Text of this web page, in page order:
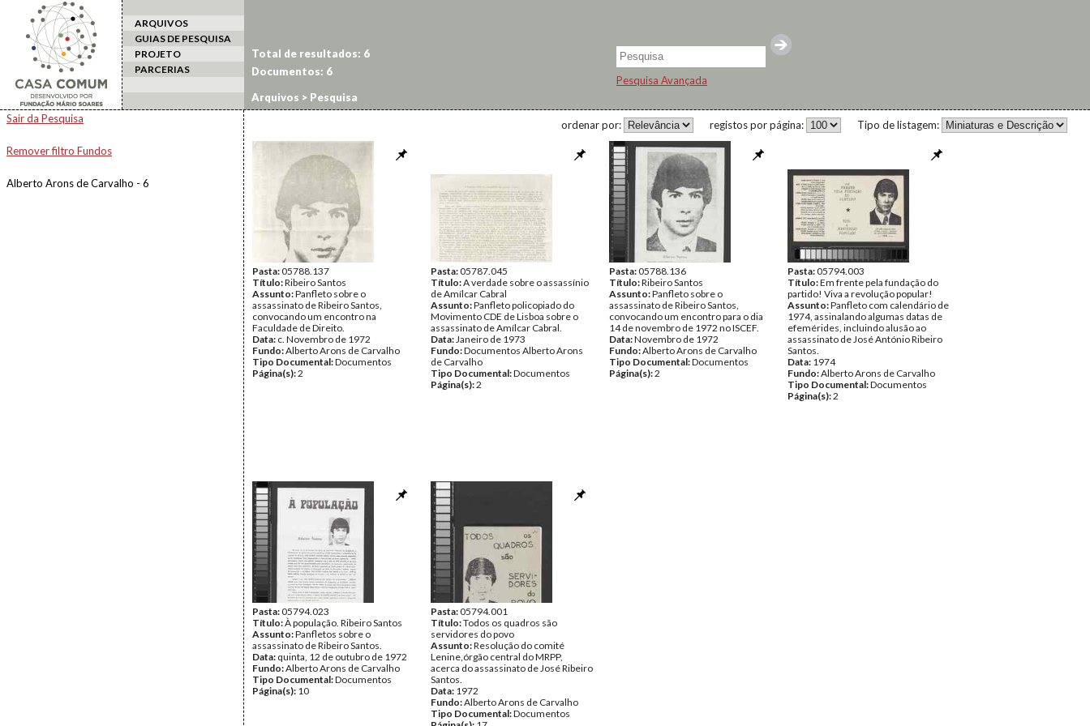
ARQUIVOS
GUIAS DE PESQUISA
PROJETO
PARCERIAS
Pesquisa Avançada
Arquivos > Pesquisa
Sair da Pesquisa
Remover filtro Fundos
Alberto Arons de Carvalho - 6
Total de resultados: 6
Documentos: 6
Tipo de listagem:
registos por página:
ordenar por:
Pasta:05788.137
Título:Ribeiro Santos
Assunto:Panfleto sobre o
assassinato de Ribeiro Santos,
convocando um encontro na
Faculdade de Direito.
Data: c. Novembro de 1972
Fundo:Alberto Arons de Carvalho
Tipo Documental:Documentos
Página(s):2
Pasta:05787.045
Título:A verdade sobre o assassínio
de Amílcar Cabral
Assunto:Panfleto policopiado do
Movimento CDE de Lisboa sobre o
assassinato de Amílcar Cabral.
Data:Janeiro de 1973
Fundo:Documentos Alberto Arons
de Carvalho
Tipo Documental:Documentos
Página(s):2
Pasta:05788.136
Título:Ribeiro Santos
Assunto:Panfleto sobre o
assassinato de Ribeiro Santos,
convocando um encontro para o dia
14 de novembro de 1972 no ISCEF.
Data:Novembro de 1972
Fundo:Alberto Arons de Carvalho
Tipo Documental:Documentos
Página(s):2
Pasta:05794.003
Título:Em frente pela fundação do
partido! Viva a revolução popular!
Assunto:Panfleto com calendário de
1974, assinalando algumas datas de
efemérides, incluindo alusão ao
assassinato de José António Ribeiro
Santos.
Data: 1974
Fundo:Alberto Arons de Carvalho
Tipo Documental:Documentos
Página(s):2
Pasta:05794.023
Título:À população. Ribeiro Santos
Assunto:Panfletos sobre o
assassinato de Ribeiro Santos.
Data: quinta, 12 de outubro de 1972
Fundo:Alberto Arons de Carvalho
Tipo Documental:Documentos
Página(s): 10
Pasta:05794.001
Título:Todos os quadros são
servidores do povo
Assunto:Resolução do comité
Lenine,órgão central do MRPP,
acerca do assassinato de José Ribeiro
Santos.
Data: 1972
Fundo:Alberto Arons de Carvalho
Tipo Documental:Documentos